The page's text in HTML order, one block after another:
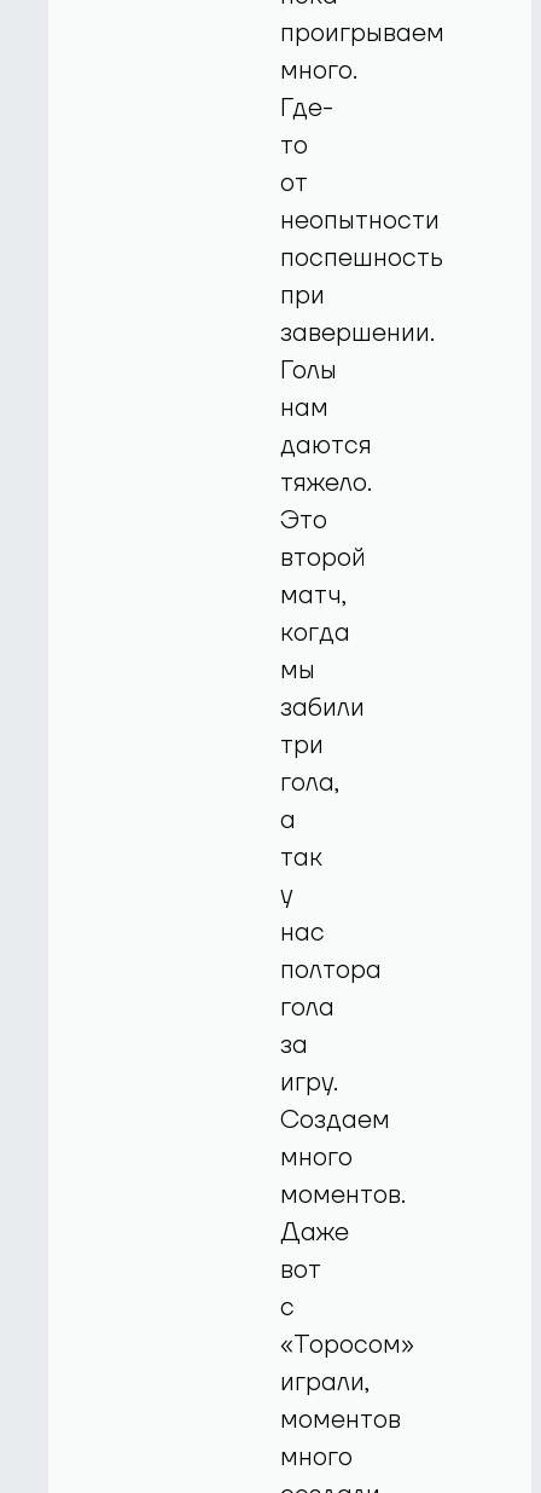
проигрываем
много.
Где-
то
от
неопытности
поспешность
при
завершении.
Голы
нам
даются
тяжело.
Это
второй
матч,
когда
мы
забили
три
гола,
а
так
у
нас
полтора
гола
за
игру.
Создаем
много
моментов.
Даже
вот
с
«Торосом»
играли,
моментов
много